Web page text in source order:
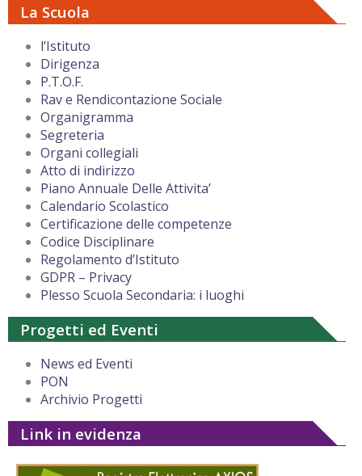
La Scuola
l’Istituto
Dirigenza
P.T.O.F.
Rav e Rendicontazione Sociale
Organigramma
Segreteria
Organi collegiali
Atto di indirizzo
Piano Annuale Delle Attivita’
Calendario Scolastico
Certificazione delle competenze
Codice Disciplinare
Regolamento d’Istituto
GDPR – Privacy
Plesso Scuola Secondaria: i luoghi
Progetti ed Eventi
News ed Eventi
PON
Archivio Progetti
Link in evidenza